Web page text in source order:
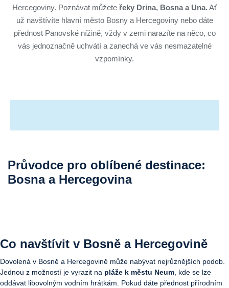
Hercegoviny. Poznávat můžete řeky Drina, Bosna a Una. Ať
už navštívíte hlavní město Bosny a Hercegoviny nebo dáte
přednost Panovské nížině, vždy v zemi narazíte na něco, co
vás jednoznačně uchvátí a zanechá ve vás nesmazatelné
vzpomínky.
Průvodce pro oblíbené destinace:
Bosna a Hercegovina
Co navštívit v Bosně a Hercegovině
Dovolená v Bosně a Hercegovině může nabývat nejrůznějších podob.
Jednou z možností je vyrazit na pláže k městu Neum, kde se lze
oddávat libovolným vodním hrátkám. Pokud dáte přednost přírodním